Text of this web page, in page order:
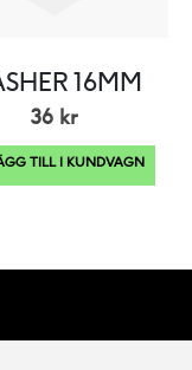
16MM
36 kr
TILL I KUNDVAGN